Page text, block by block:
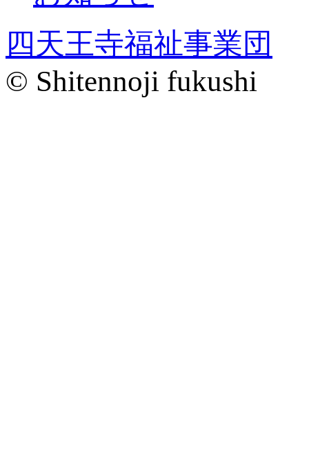
四天王寺福祉事業団
© Shitennoji fukushi